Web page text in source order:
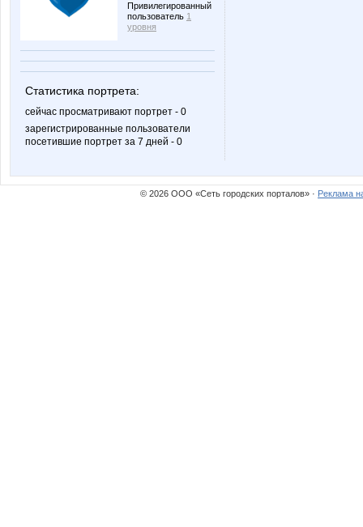
Привилегированный
пользователь 1
уровня
Статистика портрета:
сейчас просматривают портрет - 0
зарегистрированные пользователи
посетившие портрет за 7 дней - 0
© 2026 ООО «Сеть городских порталов» · Реклама